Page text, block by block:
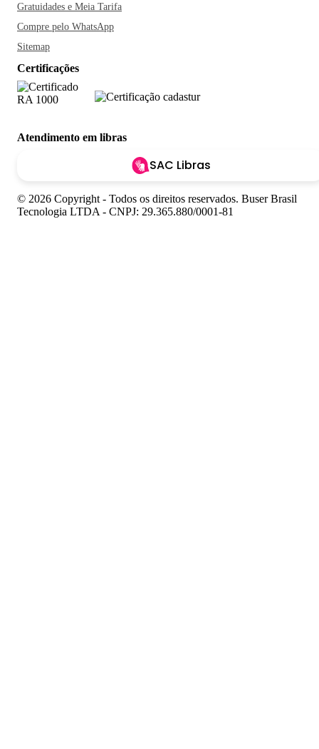
Gratuidades e Meia Tarifa
Compre pelo WhatsApp
Sitemap
Certificações
Atendimento em libras
SAC Libras
© 2026 Copyright - Todos os direitos reservados. Buser Brasil
Tecnologia LTDA - CNPJ: 29.365.880/0001-81